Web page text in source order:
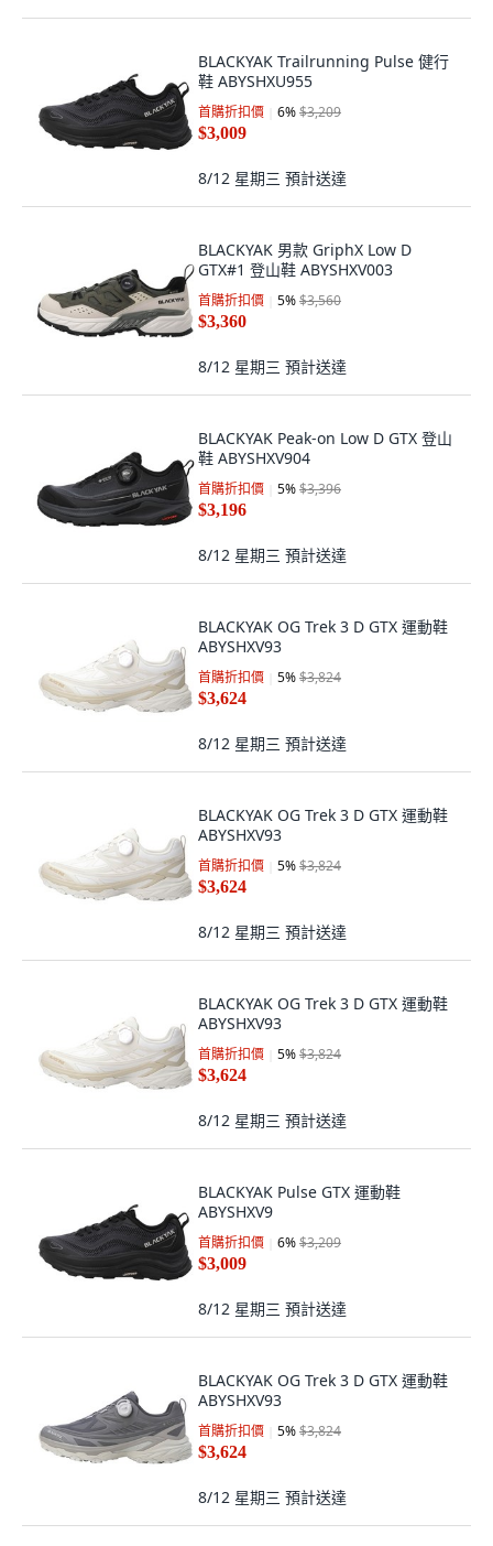
BLACKYAK Trailrunning Pulse 健行
鞋 ABYSHXU955
首購折扣價 6%$3,209
$3,009
8/12 星期三 預計送達
BLACKYAK 男款 GriphX Low D
GTX#1 登山鞋 ABYSHXV003
首購折扣價 5%$3,560
$3,360
8/12 星期三 預計送達
BLACKYAK Peak-on Low D GTX 登山
鞋 ABYSHXV904
首購折扣價 5%$3,396
$3,196
8/12 星期三 預計送達
BLACKYAK OG Trek 3 D GTX 運動鞋
ABYSHXV93
首購折扣價 5%$3,824
$3,624
8/12 星期三 預計送達
BLACKYAK OG Trek 3 D GTX 運動鞋
ABYSHXV93
首購折扣價 5%$3,824
$3,624
8/12 星期三 預計送達
BLACKYAK OG Trek 3 D GTX 運動鞋
ABYSHXV93
首購折扣價 5%$3,824
$3,624
8/12 星期三 預計送達
BLACKYAK Pulse GTX 運動鞋
ABYSHXV9
首購折扣價 6%$3,209
$3,009
8/12 星期三 預計送達
BLACKYAK OG Trek 3 D GTX 運動鞋
ABYSHXV93
首購折扣價 5%$3,824
$3,624
8/12 星期三 預計送達